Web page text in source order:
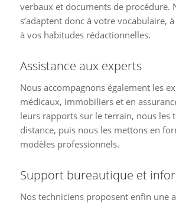
verbaux et documents de procédure.
s’adaptent donc à votre vocabulaire,
à vos habitudes rédactionnelles.
Assistance aux experts
Nous accompagnons également les
médicaux, immobiliers et en
leurs rapports sur le terrain, nous les
distance, puis nous les mettons en
modèles professionnels.
Support bureautique et
Nos techniciens proposent enfin une